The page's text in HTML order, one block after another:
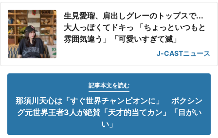
生見愛瑠、肩出しグレーのトップスで...
大人っぽくてドキっ 「ちょっといつもと
雰囲気違う」「可愛いすぎて滅」
J-CASTニュース
記事本文を読む
那須川天心は「すぐ世界チャンピオンに」 ボクシン
グ元世界王者3人が絶賛「天才的当てカン」「目がい
い」